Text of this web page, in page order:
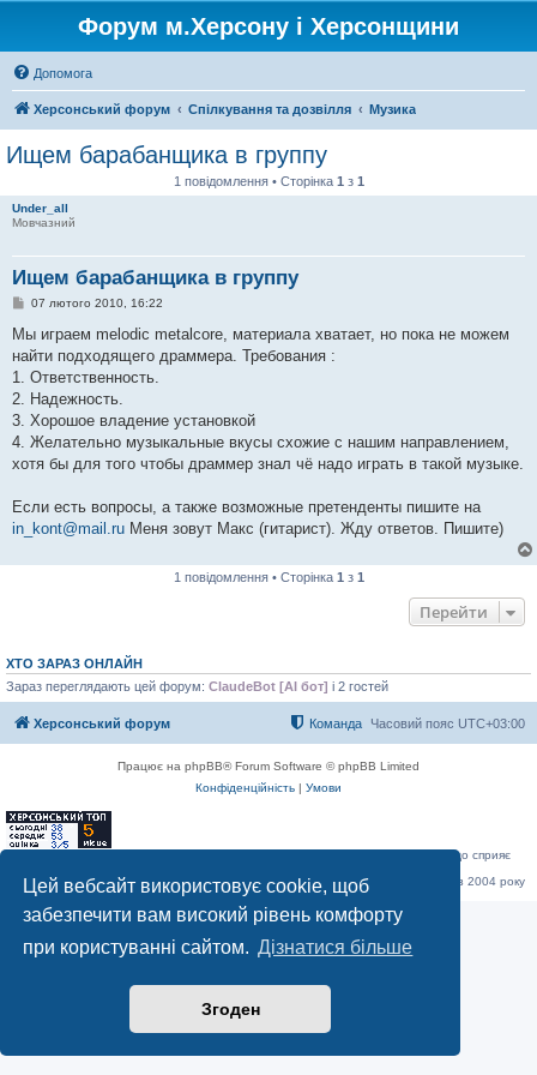
Цей вебсайт використовує cookie, щоб
забезпечити вам високий рівень комфорту
при користуванні сайтом. Дізнатися більше
Згоден
Форум м.Херсону і Херсонщини
Допомога
Херсонський форум Спілкування та дозвілля Музика
Ищем барабанщика в группу
1 повідомлення • Сторінка 1 з 1
Under_all
Мовчазний
Ищем барабанщика в группу
П
в
д
о
л
е
н
я
07 лютого 2010, 16:22
Мы играем melodic metalcore, материала хватает, но пока не можем
найти подходящего драммера. Требования :
1. Ответственность.
2. Надежность.
3. Хорошое владение установкой
4. Желательно музыкальные вкусы схожие с нашим направлением,
хотя бы для того чтобы драммер знал чё надо играть в такой музыке.
Если есть вопросы, а также возможные претенденты пишите на
in_kont@mail.ru Меня зовут Макс (гитарист). Жду ответов. Пишите)
1 повідомлення • Сторінка 1 з 1
Перейти
ХТО ЗАРАЗ ОНЛАЙН
Зараз переглядають цей форум: ClaudeBot [AI бот] і 2 гостей
Херсонський форум Часовий пояс UTC+03:00
Команда
Працює на phpBB® Forum Software © phpBB Limited
Конфіденційність | Умови
«Херсонський форум» – приватний, незалежний інтерактивний веб-ресурс, що сприяє
Відкривайтеhf.uaта приєднуйтесь до дружньої спільноти, яка тут спілкується з 2004 року
до сьогодні. © Всі права захищені.